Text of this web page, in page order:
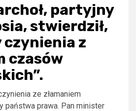
partyjny
stwierdził,
czynienia z
czasów
ze złamaniem
państwa prawa. Pan minister